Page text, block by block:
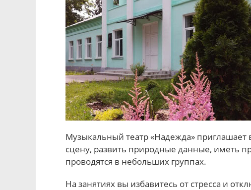
Музыкальный театр «Надежда» приглашает
сцену, развить природные данные, иметь
проводятся в небольших группах.
На занятиях вы избавитесь от стресса и